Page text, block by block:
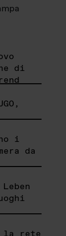
di
i
da
la rete